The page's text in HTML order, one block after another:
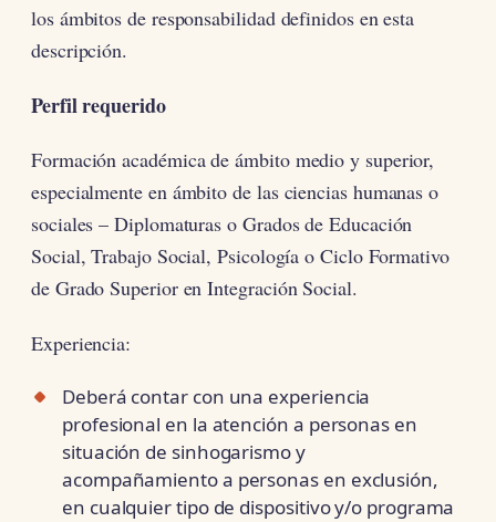
los ámbitos de responsabilidad definidos en esta
descripción.
Perfil requerido
Formación académica de ámbito medio y superior,
especialmente en ámbito de las ciencias humanas o
sociales – Diplomaturas o Grados de Educación
Social, Trabajo Social, Psicología o Ciclo Formativo
de Grado Superior en Integración Social.
Experiencia:
Deberá contar con una experiencia
profesional en la atención a personas en
situación de sinhogarismo y
acompañamiento a personas en exclusión,
en cualquier tipo de dispositivo y/o programa